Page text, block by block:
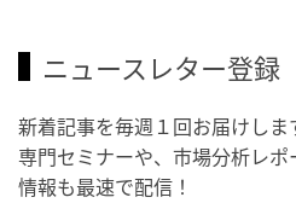
ニュースレター登録
新着記事を毎週１回お届けし
専門セミナーや、市場分析レ
情報も最速で配信！